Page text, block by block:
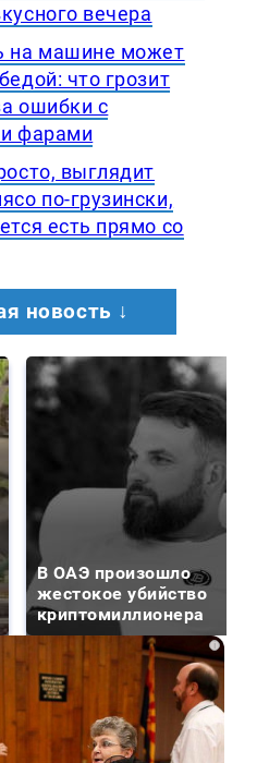
вечера
на машине может
что грозит
ошибки с
фарами
выглядит
по-грузински,
есть прямо со
новость ↓
В ОАЭ произошло
жестокое убийство
криптомиллионера
i